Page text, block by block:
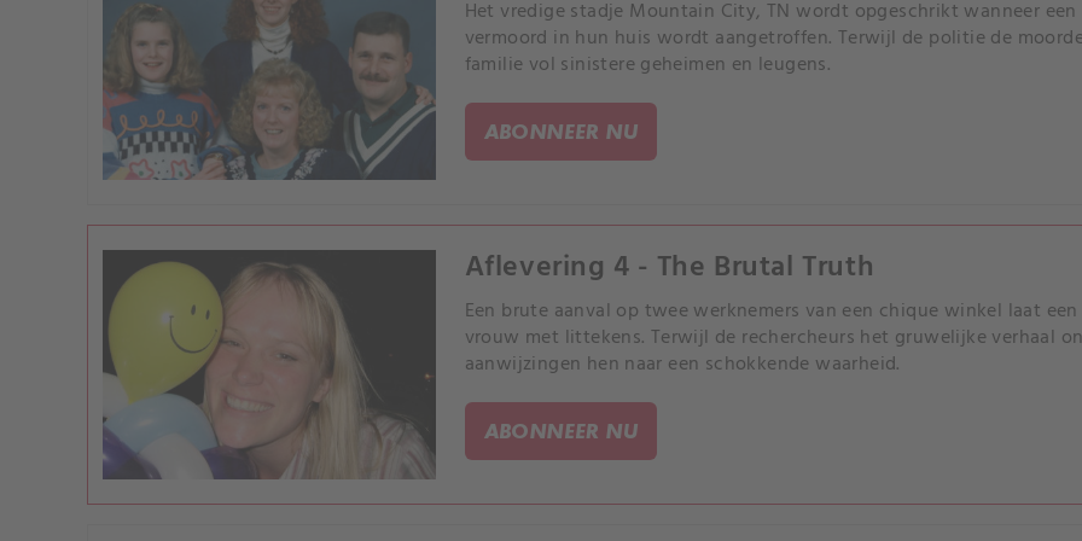
Het vredige stadje Mountain City, TN wordt opgeschrikt wanneer
vermoord in hun huis wordt aangetroffen. Terwijl de politie de
familie vol sinistere geheimen en leugens.
ABONNEER NU
Aflevering 4 - The Brutal Truth
Een brute aanval op twee werknemers van een chique winkel laat
vrouw met littekens. Terwijl de rechercheurs het gruwelijke verhaal
aanwijzingen hen naar een schokkende waarheid.
ABONNEER NU